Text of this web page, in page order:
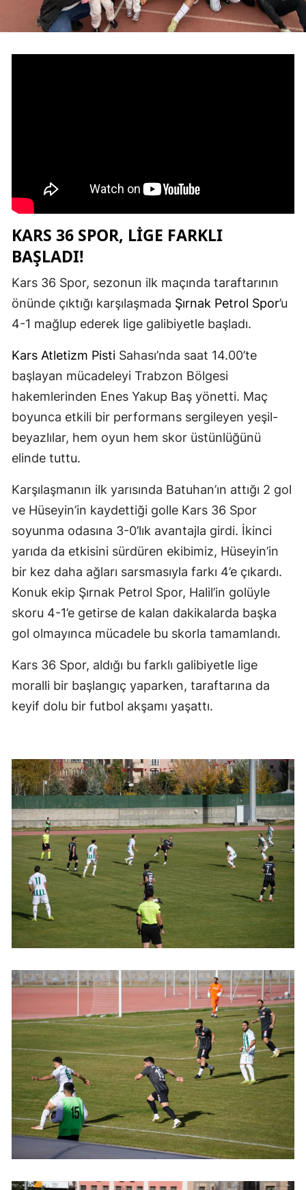
Elazığ
Erzincan
Hatay
Mersin
İstanbul
Kars
Kastamonu
Kayseri
Kırşehir
Kocaeli
Konya
Kütahya
Malatya
Mardin
Nevşehir
Niğde
Ordu
Rize
Sakarya
Samsun
Siirt
Sivas
Tekirdağ
Tokat
Trabzon
Tunceli
Şanlıurfa
Uşak
Van
KARS 36 SPOR, LIGE FARKLI
BAŞLADI!
Kars 36 Spor, sezonun ilk maçında taraftarının
önünde çıktığı karşılaşmada Şırnak Petrol Spor’u
4-1 mağlup ederek lige galibiyetle başladı.
Kars Atletizm Pisti Sahası’nda saat 14.00’te
başlayan mücadeleyi Trabzon Bölgesi
hakemlerinden Enes Yakup Baş yönetti. Maç
boyunca etkili bir performans sergileyen yeşil-
beyazlılar, hem oyun hem skor üstünlüğünü
elinde tuttu.
Karşılaşmanın ilk yarısında Batuhan’ın attığı 2 gol
ve Hüseyin’in kaydettiği golle Kars 36 Spor
soyunma odasına 3-0’lık avantajla girdi. İkinci
yarıda da etkisini sürdüren ekibimiz, Hüseyin’in
bir kez daha ağları sarsmasıyla farkı 4’e çıkardı.
Konuk ekip Şırnak Petrol Spor, Halil’in golüyle
skoru 4-1’e getirse de kalan dakikalarda başka
gol olmayınca mücadele bu skorla tamamlandı.
Kars 36 Spor, aldığı bu farklı galibiyetle lige
moralli bir başlangıç yaparken, taraftarına da
keyif dolu bir futbol akşamı yaşattı.